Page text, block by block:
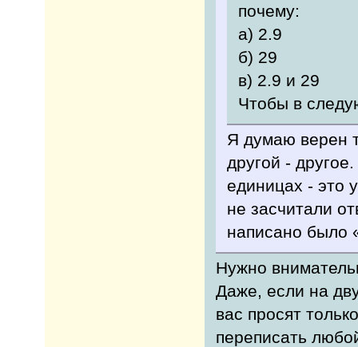
почему:
а) 2.9
б) 29
в) 2.9 и 29
Чтобы в
Я думаю верен
другой -
единицах - это
не засчитали
написано было
Нужно
Даже, если на
вас просят
переписать